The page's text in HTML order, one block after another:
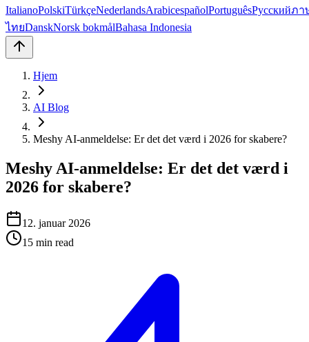
ItalianoPolskiTürkçeNederlandsArabicespañolPortuguêsРусскийภา
ไทยDanskNorsk bokmålBahasa Indonesia
Hjem
AI Blog
Meshy AI-anmeldelse: Er det det værd i 2026 for skabere?
Meshy AI-anmeldelse: Er det det værd i
2026 for skabere?
12. januar 2026
15 min read